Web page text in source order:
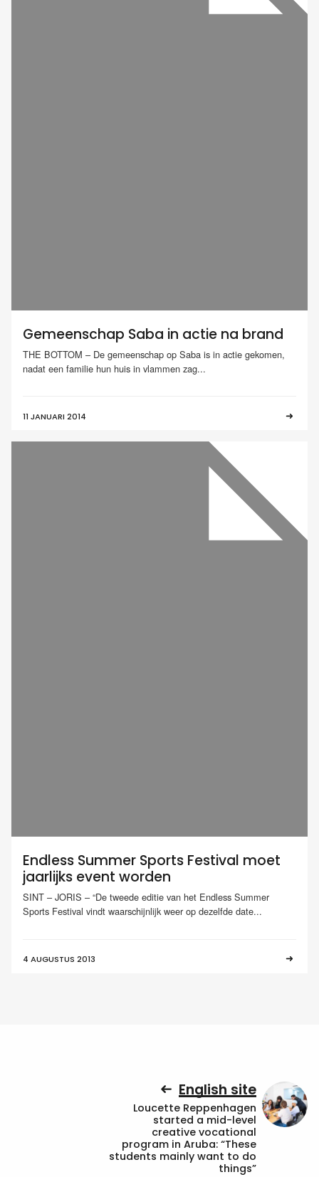
Gemeenschap Saba in actie na brand
THE BOTTOM – De gemeenschap op Saba is in actie gekomen,
nadat een familie hun huis in vlammen zag...
11 JANUARI 2014
Endless Summer Sports Festival moet
jaarlijks event worden
SINT – JORIS – “De tweede editie van het Endless Summer
Sports Festival vindt waarschijnlijk weer op dezelfde date...
4 AUGUSTUS 2013
English site
Loucette Reppenhagen
started a mid-level
creative vocational
program in Aruba: “These
students mainly want to do
things”